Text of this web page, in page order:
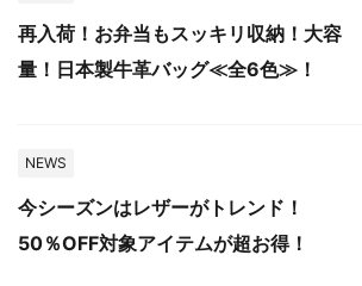
再入荷！お弁当もスッキリ収納！大容
量！日本製牛革バッグ≪全6色≫！
NEWS
今シーズンはレザーがトレンド！
50％OFF対象アイテムが超お得！